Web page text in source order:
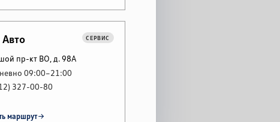
СЕРВИС
пр-кт ВО, д. 98А
09:00–21:00
327-00-80
маршрут